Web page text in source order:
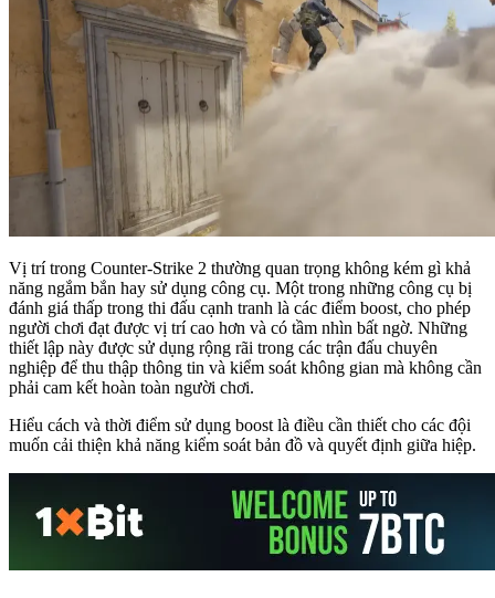
Vị trí trong Counter-Strike 2 thường quan trọng không kém gì khả
năng ngắm bắn hay sử dụng công cụ. Một trong những công cụ bị
đánh giá thấp trong thi đấu cạnh tranh là các điểm boost, cho phép
người chơi đạt được vị trí cao hơn và có tầm nhìn bất ngờ. Những
thiết lập này được sử dụng rộng rãi trong các trận đấu chuyên
nghiệp để thu thập thông tin và kiểm soát không gian mà không cần
phải cam kết hoàn toàn người chơi.
Hiểu cách và thời điểm sử dụng boost là điều cần thiết cho các đội
muốn cải thiện khả năng kiểm soát bản đồ và quyết định giữa hiệp.